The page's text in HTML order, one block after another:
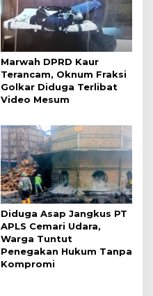
Marwah DPRD Kaur
Terancam, Oknum Fraksi
Golkar Diduga Terlibat
Video Mesum
Diduga Asap Jangkus PT
APLS Cemari Udara,
Warga Tuntut
Penegakan Hukum Tanpa
Kompromi